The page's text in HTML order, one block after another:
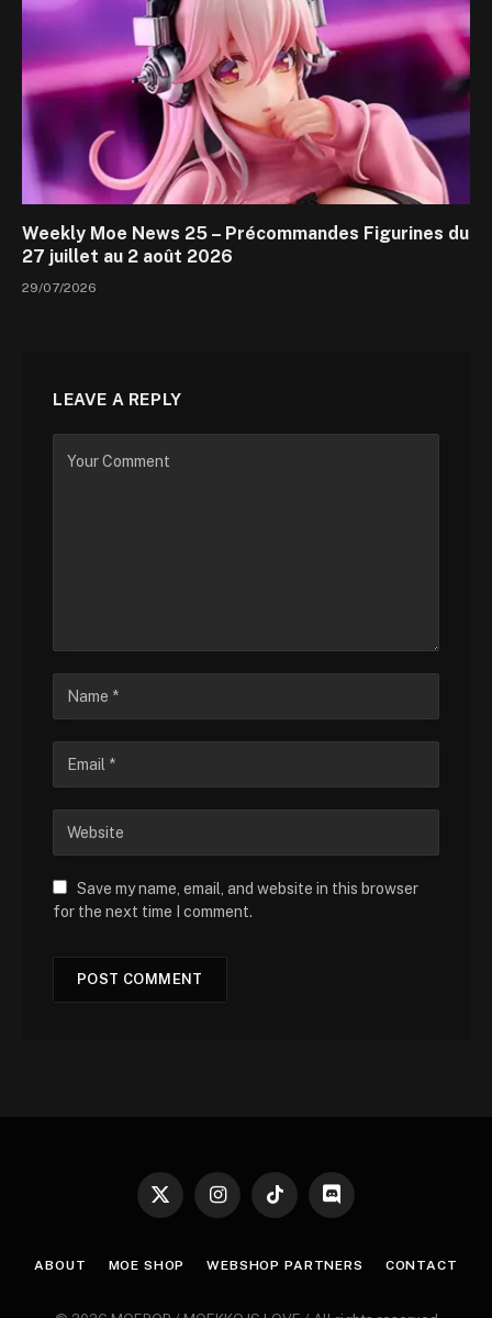
Weekly Moe News 25 – Précommandes Figurines du
27 juillet au 2 août 2026
29/07/2026
LEAVE A REPLY
Save my name, email, and website in this browser
for the next time I comment.
X
InstagramTikTok Discord
ABOUT MOE SHOP WEBSHOP PARTNERS CONTACT